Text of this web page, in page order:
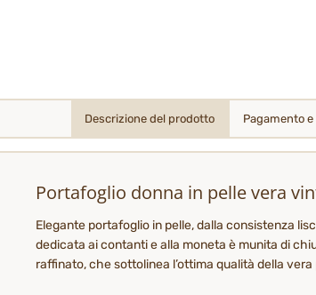
Descrizione del prodotto Pagamento
Portafoglio donna in pelle vera
Elegante portafoglio in pelle, dalla consistenza
dedicata ai contanti e alla moneta è munita di
raffinato, che sottolinea l’ottima qualità della